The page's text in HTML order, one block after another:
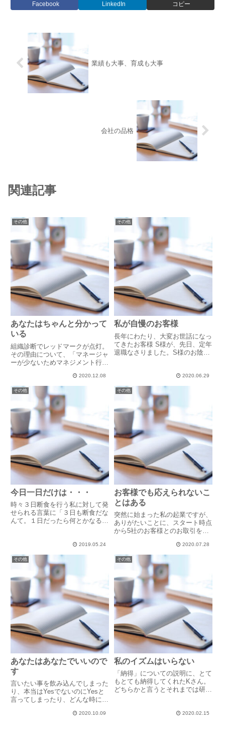
Facebook LinkedIn コピー
業績も大事、育成も大事
会社の品格
関連記事
その他
あなたはちゃんと分かって
いる
組織診断でレッドマークが点灯。
その理由について、「マネージャ
ーが少ないためマネジメント行き
の影響も大きい」と語っていた部
長さん。しかし1時間のセッショ
ン最後の部長の言葉は「自分がメ
ンバーを同じ想いにさせる言葉
が...
2020.12.08
その他
私が自慢のお客様
長年にわたり、大変お世話になっ
てきたお客様 S様が、先日、定年
退職なさりました。S様のお陰で
す。仕事の話のみならず、互いの
共通の話題、介護話や趣味の話な
ど、いつも、1時間の打ち合わ
2020.06.29
その他
今日一日だけは・・・
時々３日断食を行う私に対して発
せられる言葉に「３日も断食だな
んて。１日だったら何とかなるか
るとキツイけど、１日だけだった
ら何とか頑張れるかもしれないと
いう、ごく自然なものです。難
2019.05.24
その他
お客様でも応えられないこ
とはある
突然に始まった私の起業ですが、
ありがたいことに、スタート時点
から5社のお客様とのお取引を頂
から、ある日、こんな申し出を受
けたのです。「今、お願いしてい
るコーチング案件について、報告
内容を全面オープンにしてほし
い...
2020.07.28
その他
あなたはあなたでいいので
す
言いたい事を飲み込んでしまった
り、本当はYesでないのにYesと
言ってしまったり、どんな時にも
は、意外と少ないのではないので
2020.10.09
その他
私のイズムはいらない
「納得」についての説明に、とて
もとても納得してくれたKさん。
どちらかと言うとそれまでは研修
みならず業務時間中も、近づくな
2020.02.15